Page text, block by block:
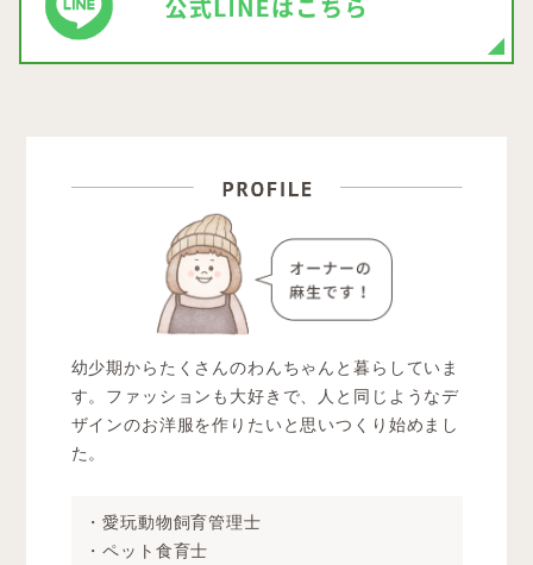
幼少期からたくさんのわんちゃんと暮らしていま
す。ファッションも大好きで、人と同じようなデ
ザインのお洋服を作りたいと思いつくり始めまし
た。
・愛玩動物飼育管理士
・ペット食育士